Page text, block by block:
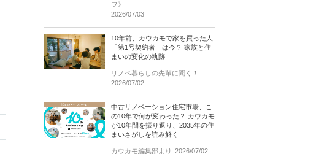
フ》
2026/07/03
10年前、カウカモで家を買った人
「第1号契約者」は今？ 家族と住
まいの変化の軌跡
リノベ暮らしの先輩に聞く！
2026/07/02
中古リノベーション住宅市場、こ
の10年で何が変わった？ カウカモ
が10年間を振り返り、2035年の住
まいさがしを読み解く
カウカモ編集部より 2026/07/02